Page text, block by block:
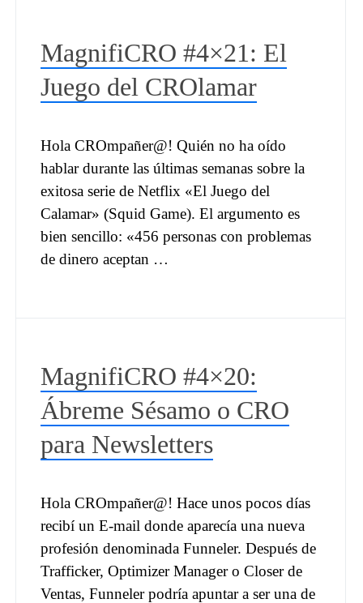
MagnifiCRO #4×21: El
Juego del CROlamar
Hola CROmpañer@! Quién no ha oído
hablar durante las últimas semanas sobre la
exitosa serie de Netflix «El Juego del
Calamar» (Squid Game). El argumento es
bien sencillo: «456 personas con problemas
de dinero aceptan …
MagnifiCRO #4×20:
Ábreme Sésamo o CRO
para Newsletters
Hola CROmpañer@! Hace unos pocos días
recibí un E-mail donde aparecía una nueva
profesión denominada Funneler. Después de
Trafficker, Optimizer Manager o Closer de
Ventas, Funneler podría apuntar a ser una de